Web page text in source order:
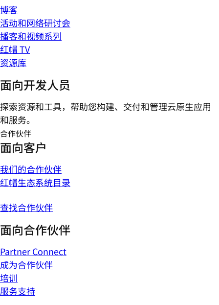
博客
活动和网络研讨会
播客和视频系列
红帽 TV
资源库
面向开发人员
探索资源和工具，帮助您构建、交付和管理云原生应用
和服务。
合作伙伴
面向客户
我们的合作伙伴
红帽生态系统目录
查找合作伙伴
面向合作伙伴
Partner Connect
成为合作伙伴
培训
服务支持